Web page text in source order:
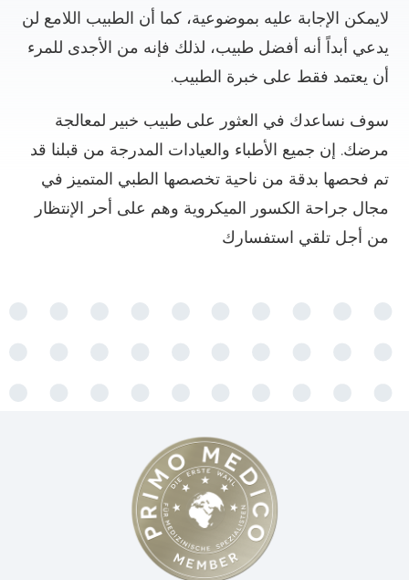
لايمكن الإجابة عليه بموضوعية، كما أن الطبيب اللامع لن
يدعي أبداً أنه أفضل طبيب، لذلك فإنه من الأجدى للمرء
أن يعتمد فقط على خبرة الطبيب.
سوف نساعدك في العثور على طبيب خبير لمعالجة
مرضك. إن جميع الأطباء والعيادات المدرجة من قبلنا قد
تم فحصها بدقة من ناحية تخصصها الطبي المتميز في
مجال جراحة الكسور الميكروية وهم على أحر الإنتظار
من أجل تلقي استفسارك